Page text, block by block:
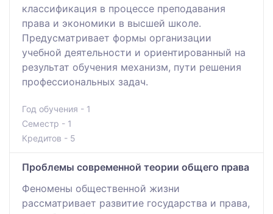
классификация в процессе преподавания
права и экономики в высшей школе.
Предусматривает формы организации
учебной деятельности и ориентированный на
результат обучения механизм, пути решения
профессиональных задач.
Год обучения - 1
Семестр - 1
Кредитов - 5
Проблемы современной теории общего права
Феномены общественной жизни
рассматривает развитие государства и права,